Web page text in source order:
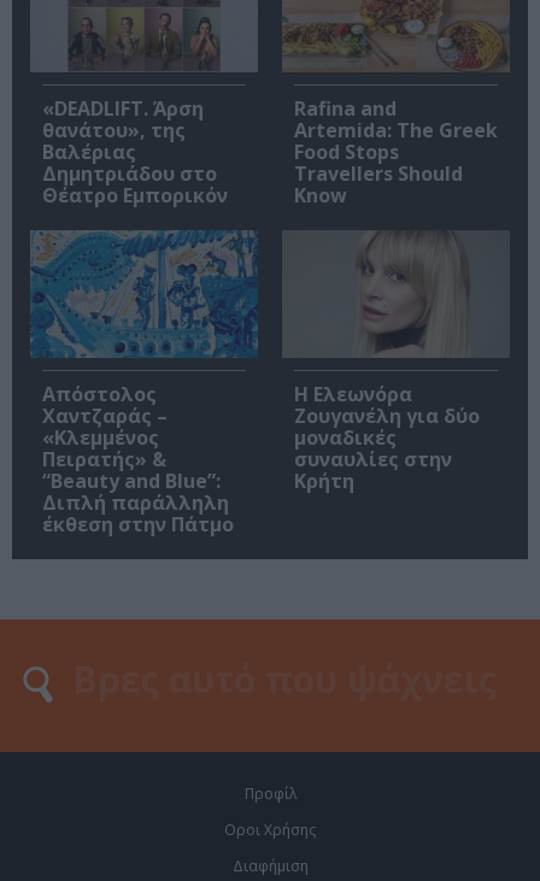
«DEADLIFT. Άρση
θανάτου», της
Βαλέριας
Δημητριάδου στο
Θέατρο Εμπορικόν
Rafina and
Artemida: The Greek
Food Stops
Travellers Should
Know
Απόστολος
Χαντζαράς –
«Κλεμμένος
Πειρατής» &
“Beauty and Blue”:
Διπλή παράλληλη
έκθεση στην Πάτμο
Η Ελεωνόρα
Ζουγανέλη για δύο
μοναδικές
συναυλίες στην
Κρήτη
Προφίλ
Οροι Χρήσης
Διαφήμιση